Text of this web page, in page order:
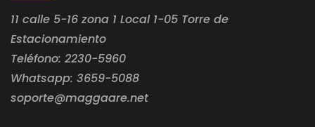
11 calle 5-16 zona 1 Local 1-05 Torre de
Estacionamiento
Teléfono: 2230-5960
Whatsapp: 3659-5088
soporte@maggaare.net